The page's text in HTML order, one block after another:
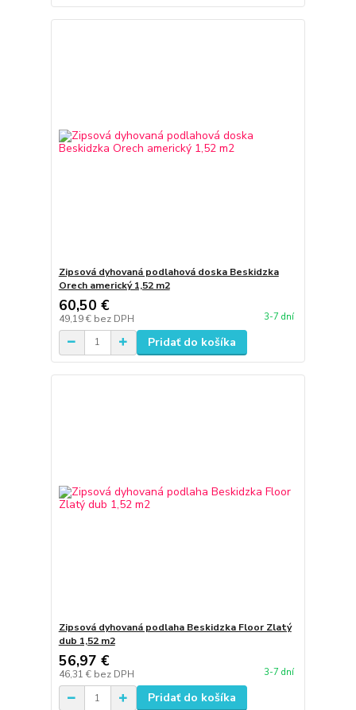
Zipsová dyhovaná podlahová doska Beskidzka
Orech americký 1,52 m2
60,50 €
49,19 € bez DPH 3-7 dní
Pridať do košíka
Zipsová dyhovaná podlaha Beskidzka Floor Zlatý
dub 1,52 m2
56,97 €
46,31 € bez DPH 3-7 dní
Pridať do košíka